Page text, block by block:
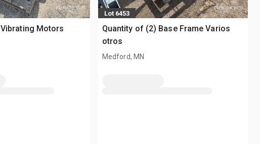
Motors
Lot 6453
Quantity of (2) Base Frame Varios
otros
Medford, MN